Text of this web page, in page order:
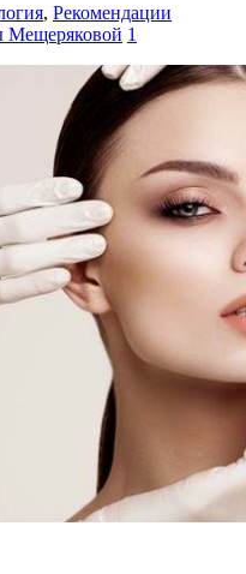
, Рекомендации
Мещеряковой 1